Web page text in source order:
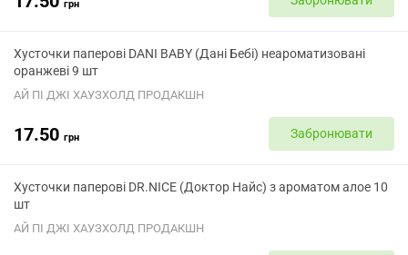
грн
Хусточки паперові DANI BABY (Дані Бебі) неароматизовані
оранжеві 9 шт
АЙ ПІ ДЖІ ХАУЗХОЛД ПРОДАКШН
17.50 грн Забронювати
Хусточки паперові DR.NICE (Доктор Найс) з ароматом алое 10
шт
АЙ ПІ ДЖІ ХАУЗХОЛД ПРОДАКШН